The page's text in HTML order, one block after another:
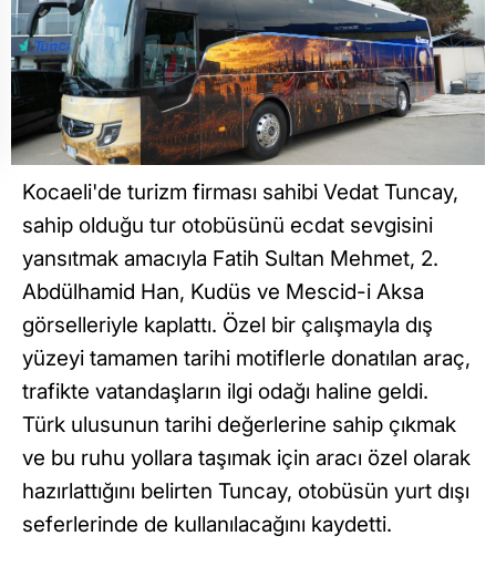
Kocaeli'de turizm firması sahibi Vedat Tuncay,
sahip olduğu tur otobüsünü ecdat sevgisini
yansıtmak amacıyla Fatih Sultan Mehmet, 2.
Abdülhamid Han, Kudüs ve Mescid-i Aksa
görselleriyle kaplattı. Özel bir çalışmayla dış
yüzeyi tamamen tarihi motiflerle donatılan araç,
trafikte vatandaşların ilgi odağı haline geldi.
Türk ulusunun tarihi değerlerine sahip çıkmak
ve bu ruhu yollara taşımak için aracı özel olarak
hazırlattığını belirten Tuncay, otobüsün yurt dışı
seferlerinde de kullanılacağını kaydetti.